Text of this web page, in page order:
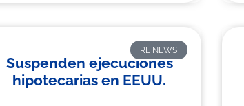
RE NEWS
Suspenden ejecuciones
hipotecarias en EEUU.